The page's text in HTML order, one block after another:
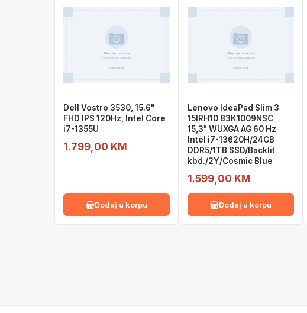
Dell Vostro 3530, 15.6"
FHD IPS 120Hz, Intel Core
i7-1355U
1.799,00 KM
Dodaj u korpu
Lenovo IdeaPad Slim 3
15IRH10 83K1009NSC
15,3" WUXGA AG 60 Hz
Intel i7-13620H/24GB
DDR5/1TB SSD/Backlit
kbd./2Y/Cosmic Blue
1.599,00 KM
Dodaj u korpu